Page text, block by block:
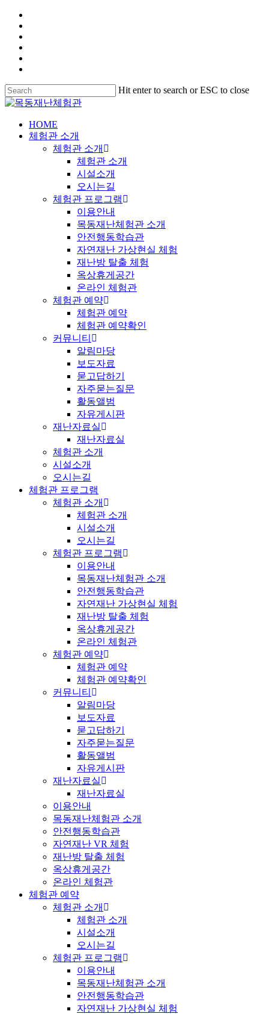
Hit enter to search or ESC to close
HOME
체험관 소개
체험관 소개
체험관 소개
시설소개
오시는길
체험관 프로그램
이용안내
목동재난체험관 소개
안전행동학습관
자연재난 가상현실 체험
재난방 탈출 체험
옥상휴게공간
온라인 체험관
체험관 예약
체험관 예약
체험관 예약확인
커뮤니티
알림마당
보도자료
묻고답하기
자주묻는질문
활동앨범
자유게시판
재난자료실
재난자료실
체험관 소개
시설소개
오시는길
체험관 프로그램
체험관 소개
체험관 소개
시설소개
오시는길
체험관 프로그램
이용안내
목동재난체험관 소개
안전행동학습관
자연재난 가상현실 체험
재난방 탈출 체험
옥상휴게공간
온라인 체험관
체험관 예약
체험관 예약
체험관 예약확인
커뮤니티
알림마당
보도자료
묻고답하기
자주묻는질문
활동앨범
자유게시판
재난자료실
재난자료실
이용안내
목동재난체험관 소개
안전행동학습관
자연재난 VR 체험
재난방 탈출 체험
옥상휴게공간
온라인 체험관
체험관 예약
체험관 소개
체험관 소개
시설소개
오시는길
체험관 프로그램
이용안내
목동재난체험관 소개
안전행동학습관
자연재난 가상현실 체험